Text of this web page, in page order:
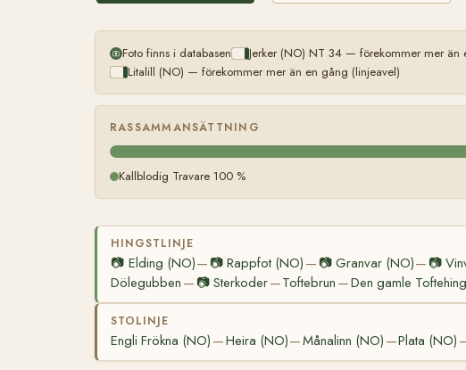
Foto finns i databasen Jerker (NO) NT 34 — förekommer mer än
Litalill (NO) — förekommer mer än en gång (linjeavel)
RASSAMMANSÄTTNING
Kallblodig Travare 100 %
HINGSTLINJE
📷 Elding (NO)— 📷Rappfot (NO) — 📷 Granvar (NO)— 📷
Dölegubben — 📷Sterkoder—Toftebrun —Den gamle
STOLINJE
Engli Frökna (NO) —Heira (NO)—Månalinn (NO) —Plata (NO)